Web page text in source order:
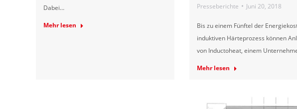
Dabei…
Mehr lesen
Presseberichte Juni 20, 2018
Bis zu einem Fünftel der
induktiven Härteprozess können
von Inductoheat, einem
Mehr lesen